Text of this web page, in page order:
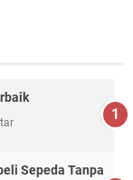
Sepeda Tanpa